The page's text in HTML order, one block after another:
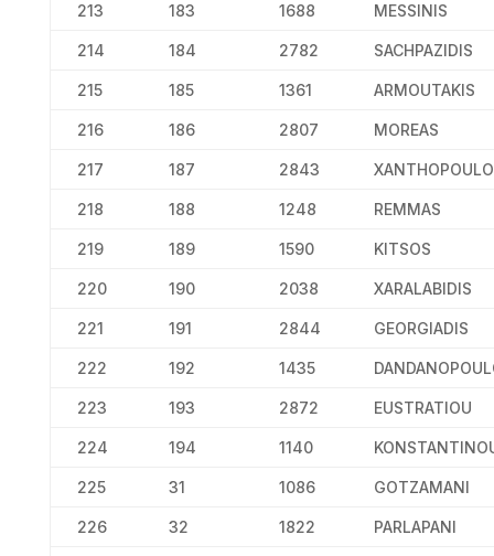
213 183 1688 MESSINIS
214 184 2782 SACHPAZIDIS
215 185 1361 ARMOUTAKIS
216 186 2807 MOREAS
217 187 2843
218 188 1248 REMMAS
219 189 1590 KITSOS
220 190 2038 XARALABIDIS
221 191 2844 GEORGIADIS
222 192 1435
223 193 2872 EUSTRATIOU
224 194 1140
225 31 1086 GOTZAMANI
226 32 1822 PARLAPANI